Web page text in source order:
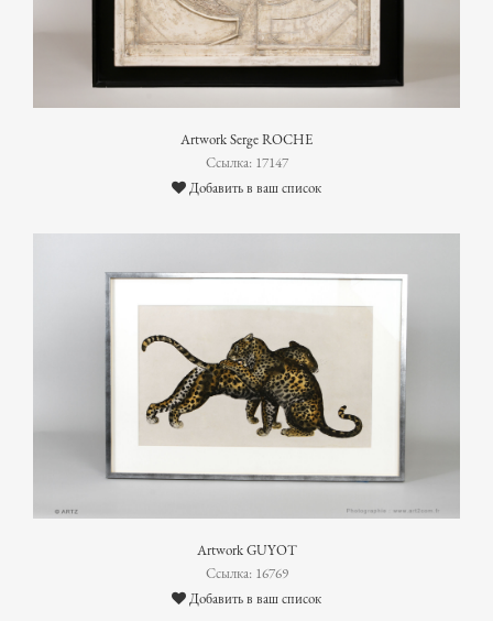
Artwork Serge ROCHE
Ссылка: 17147
Добавить в ваш список
Artwork GUYOT
Ссылка: 16769
Добавить в ваш список